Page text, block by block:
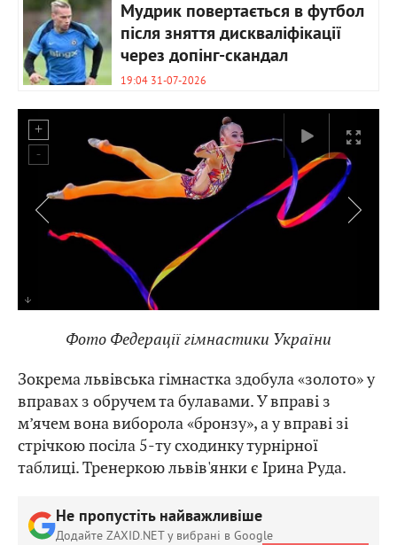
Мудрик повертається в футбол
після зняття дискваліфікації
через допінг-скандал
19:04 31-07-2026
Фото Федерації гімнастики України
Зокрема львівська гімнастка здобула «золото» у
вправах з обручем та булавами. У вправі з
м’ячем вона виборола «бронзу», а у вправі зі
стрічкою посіла 5-ту сходинку турнірної
таблиці. Тренеркою львів'янки є Ірина Руда.
Не пропустіть найважливіше
Додайте ZAXID.NET у вибрані в Google